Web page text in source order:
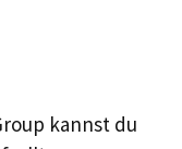
kannst du